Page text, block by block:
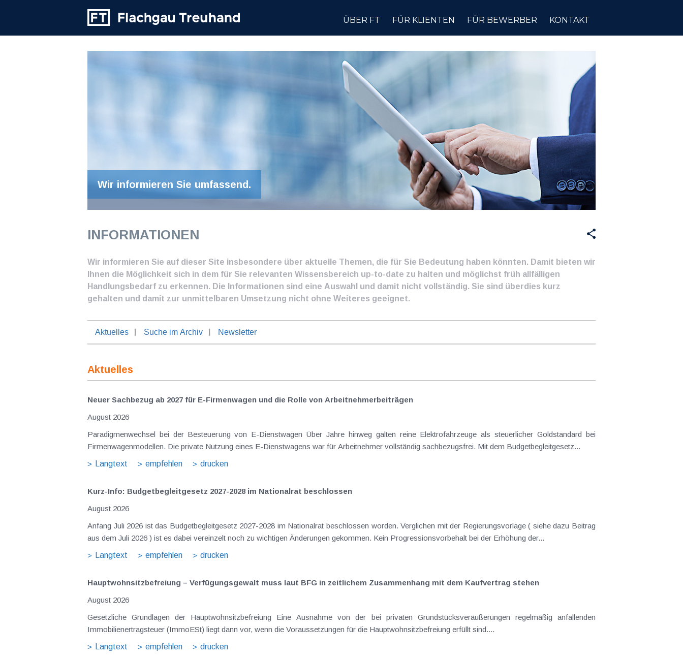
ÜBER FT FÜR KLIENTEN FÜR BEWERBER KONTAKT
Wir informieren Sie umfassend.
INFORMATIONEN
Wir informieren Sie auf dieser Site insbesondere über aktuelle Themen, die für Sie Bedeutung haben könnten. Damit bieten wir
Ihnen die Möglichkeit sich in dem für Sie relevanten Wissensbereich up-to-date zu halten und möglichst früh allfälligen
Handlungsbedarf zu erkennen. Die Informationen sind eine Auswahl und damit nicht vollständig. Sie sind überdies kurz
gehalten und damit zur unmittelbaren Umsetzung nicht ohne Weiteres geeignet.
Aktuelles Suche im Archiv Newsletter
Aktuelles
Neuer Sachbezug ab 2027 für E-Firmenwagen und die Rolle von Arbeitnehmer​­beiträgen
August 2026
Paradigmenwechsel bei der Besteuerung von E-Dienstwagen Über Jahre hinweg galten reine Elektrofahrzeuge als steuerlicher Goldstandard bei
Firmenwagenmodellen. Die private Nutzung eines E-Dienstwagens war für Arbeitnehmer vollständig sachbezugsfrei. Mit dem Budgetbegleitgesetz...
Langtext
empfehlen drucken
Kurz-Info: Budgetbegleitgesetz 2027-2028 im Nationalrat beschlossen
August 2026
Anfang Juli 2026 ist das Budgetbegleitgesetz 2027-2028 im Nationalrat beschlossen worden. Verglichen mit der Regierungsvorlage ( siehe dazu Beitrag
aus dem Juli 2026 ) ist es dabei vereinzelt noch zu wichtigen Änderungen gekommen. Kein Progressionsvorbehalt bei der Erhöhung der...
Langtext
empfehlen drucken
Hauptwohnsitz​­befreiung – Verfügungsgewalt muss laut BFG in zeitlichem Zusammenhang mit dem Kaufvertrag stehen
August 2026
Gesetzliche Grundlagen der Hauptwohnsitzbefreiung Eine Ausnahme von der bei privaten Grundstücksveräußerungen regelmäßig anfallenden
Immobilienertragsteuer (ImmoESt) liegt dann vor, wenn die Voraussetzungen für die Hauptwohnsitzbefreiung erfüllt sind....
Langtext
empfehlen drucken